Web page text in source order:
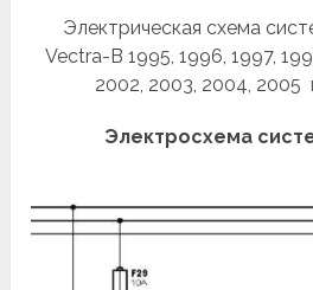
Электрическая схема
Vectra-B 1995, 1996, 1997,
2002, 2003, 2004, 2005
Электросхема